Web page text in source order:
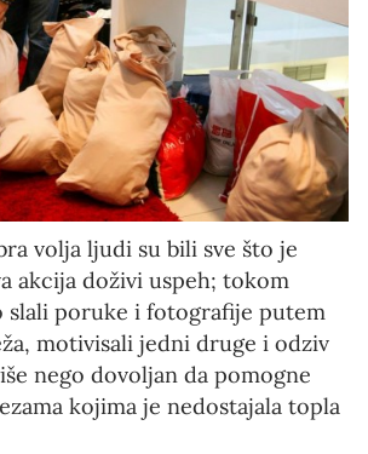
volja ljudi su bili sve što je
akcija doživi uspeh; tokom
slali poruke i fotografije putem
motivisali jedni druge i odziv
nego dovoljan da pomogne
kojima je nedostajala topla